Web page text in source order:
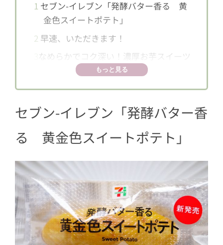
1 セブン-イレブン「発酵バター香る 黄
金色スイートポテト」
2 早速、いただきます！
なめらかでコク深い！濃厚お芋スイーツ
もっと見る
セブン-イレブン「発酵バター香
る 黄金色スイートポテト 」